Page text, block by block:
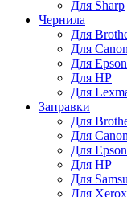
Для Sharp
Чернила
Для
Для Canon
Для Epson
Для HP
Для
Заправки
Для
Для Canon
Для Epson
Для HP
Для
Для Xerox